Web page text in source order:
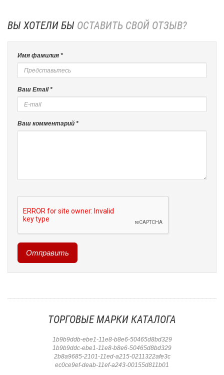
ВЫ ХОТЕЛИ БЫ ОСТАВИТЬ СВОЙ ОТЗЫВ?
Имя фамилия *
Ваш Email *
Ваш комментарий *
ТОРГОВЫЕ МАРКИ КАТАЛОГА
1b9b9ddb-ebe1-11e8-b8e6-50465d8bd329
1b9b9ddc-ebe1-11e8-b8e6-50465d8bd329
2b8a9685-2101-11ed-a215-0211322afe3c
ec0ce9ef-deab-11ef-a243-00155d811b01